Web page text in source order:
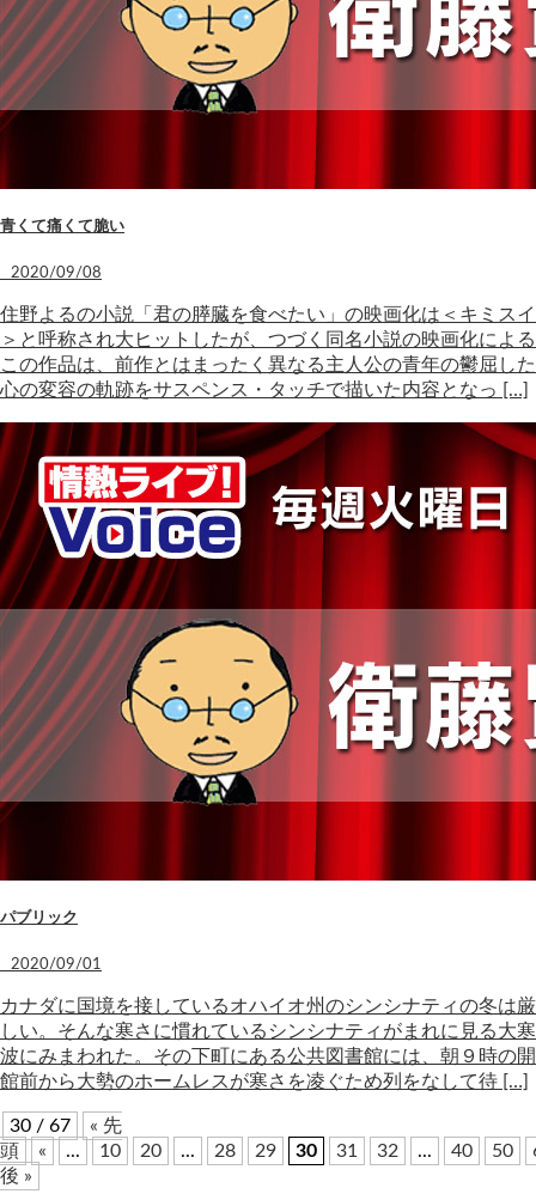
青くて痛くて脆い
2020/09/08
住野よるの小説「君の膵臓を食べたい」の映画化は＜キミスイ
＞と呼称され大ヒットしたが、つづく同名小説の映画化による
この作品は、前作とはまったく異なる主人公の青年の鬱屈した
心の変容の軌跡をサスペンス・タッチで描いた内容となっ […]
パブリック
2020/09/01
カナダに国境を接しているオハイオ州のシンシナティの冬は厳
しい。そんな寒さに慣れているシンシナティがまれに見る大寒
波にみまわれた。その下町にある公共図書館には、朝９時の開
館前から大勢のホームレスが寒さを凌ぐため列をなして待 […]
30 / 67
« 先
頭
« ... 10 20 ... 28 29 30 31 32 ... 40 50
後 »